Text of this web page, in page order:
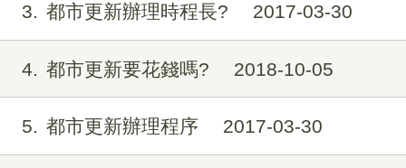
3 都市更新辦理時程長? 2017-03-30
4 都市更新要花錢嗎? 2018-10-05
5 都市更新辦理程序 2017-03-30